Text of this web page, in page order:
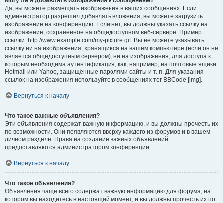
Да, вы можете размещать изображения в ваших сообщениях. Если
администратор разрешил добавлять вложения, вы можете загрузить
изображение на конференцию. Если нет, вы должны указать ссылку на
изображение, сохранённое на общедоступном веб-сервере. Пример
ссылки: http://www.example.com/my-picture.gif. Вы не можете указывать
ссылку ни на изображения, хранящиеся на вашем компьютере (если он не
является общедоступным сервером), ни на изображения, для доступа к
которым необходима аутентификация, как, например, на почтовые ящики
Hotmail или Yahoo, защищённые паролями сайты и т. п. Для указания
ссылок на изображения используйте в сообщениях тег BBCode [img].
Вернуться к началу
Что такое важные объявления?
Эти объявления содержат важную информацию, и вы должны прочесть их
по возможности. Они появляются вверху каждого из форумов и в вашем
личном разделе. Права на создание важных объявлений
предоставляются администратором конференции.
Вернуться к началу
Что такое объявления?
Объявления чаще всего содержат важную информацию для форума, на
котором вы находитесь в настоящий момент, и вы должны прочесть их по